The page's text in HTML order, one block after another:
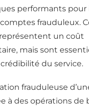
performants
frauduleux.
un coût
mais sont
du service.
frauduleuse
à des opérations de